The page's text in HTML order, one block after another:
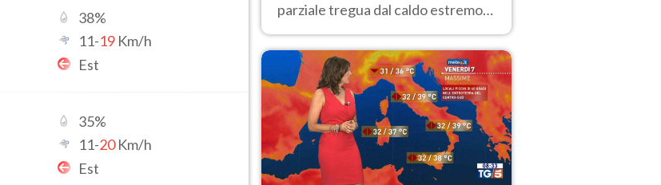
38%
11-19 Km/h
Est
35%
11-20Km/h
Est
parziale tregua dal caldo estremo
40 gradi.